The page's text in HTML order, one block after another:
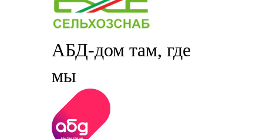
АБД-дом там, где
мы